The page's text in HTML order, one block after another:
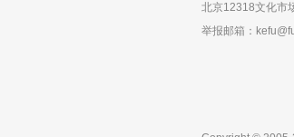
北京12318文化市
举报邮箱：